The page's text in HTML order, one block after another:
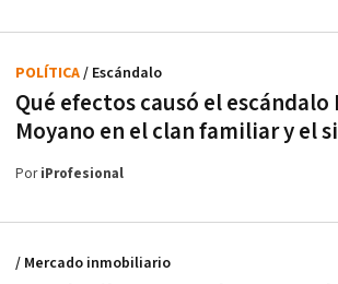
Qué efectos causó el escándalo
Moyano en el clan familiar y el
POLÍTICA/ Escándalo
PoriProfesional
/ Mercado inmobiliario